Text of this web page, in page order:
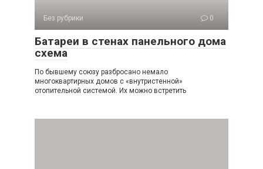
Без рубрики 0
Батареи в стенах панельного дома
схема
По бывшему союзу разбросано немало
многоквартирных домов с «внутристенной»
отопительной системой. Их можно встретить